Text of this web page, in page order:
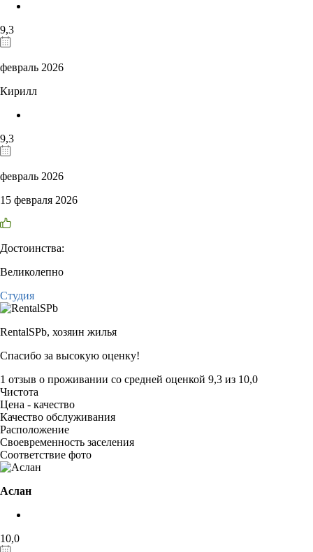
9,3
февраль 2026
Кирилл
9,3
февраль 2026
15 февраля 2026
Достоинства:
Великолепно
Студия
RentalSPb, хозяин жилья
Спасибо за высокую оценку!
1 отзыв о проживании со средней оценкой 9,3 из 10,0
Чистота
Цена - качество
Качество обслуживания
Расположение
Своевременность заселения
Соответствие фото
Аслан
10,0